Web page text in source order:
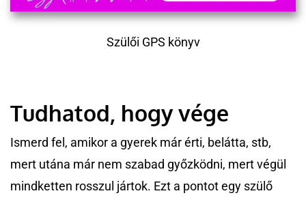
Szülői GPS könyv
Tudhatod, hogy vége
Ismerd fel, amikor a gyerek már érti, belátta, stb,
mert utána már nem szabad győzködni, mert végül
mindketten rosszul jártok. Ezt a pontot egy szülő